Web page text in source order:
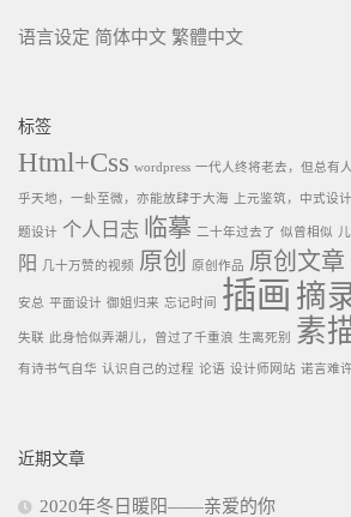
语言设定 简体中文 繁體中文
标签
Html+Css wordpress 一代人终将老去，但总有
乎天地，一虲至微，亦能放肆于大海 上元鉴筑，中式设
题设计 个人日志 临摹 二十年过去了 似曾相似
阳
几十万赞的视频 原创 原创作品 原创文章
安总 平面设计 御姐归来 忘记时间 插画 摘
失联 此身恰似弄潮儿，曾过了千重浪 生离死别 素
有诗书气自华 认识自己的过程 论语 设计师网站 诺言难许
近期文章
2020年冬日暖阳——亲爱的你